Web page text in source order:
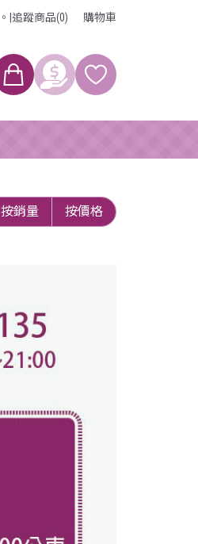
。 追蹤商品(0) 購物車
按銷量 按價格